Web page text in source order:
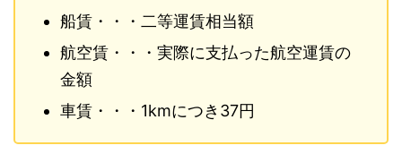
船賃・・・二等運賃相当額
航空賃・・・実際に支払った航空運賃の
金額
車賃・・・1kmにつき37円